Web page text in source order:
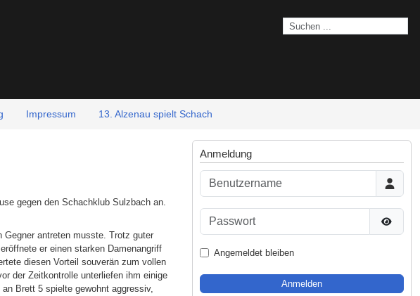
Impressum 13. Alzenau spielt Schach
gegen den Schachklub Sulzbach an.
Gegner antreten musste. Trotz guter
er einen starken Damenangriff
diesen Vorteil souverän zum vollen
der Zeitkontrolle unterliefen ihm einige
Brett 5 spielte gewohnt aggressiv,
Anmeldung
Benutzername
Passwort
Angemeldet bleiben
Anmelden